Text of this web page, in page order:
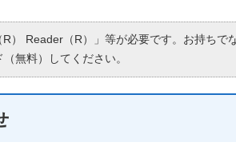
） Reader（R）」等が必要です。お持ちで
無料）してください。